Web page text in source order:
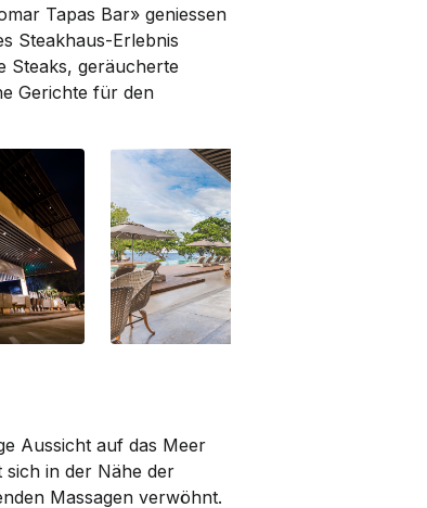
Tapas Bar» geniessen
Steakhaus-Erlebnis
Steaks, geräucherte
Gerichte für den
Aussicht auf das Meer
sich in der Nähe der
Massagen verwöhnt.